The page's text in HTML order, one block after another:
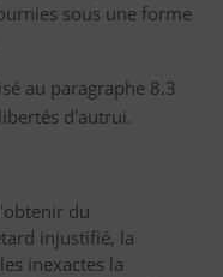
sous une forme
au paragraphe 8.3
d'autrui.
du
injustifié, la
inexactes la